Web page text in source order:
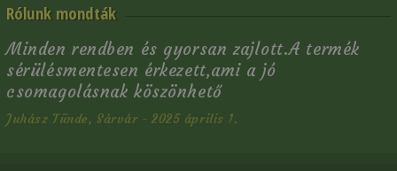
Rólunk mondták
Minden rendben és gyorsan zajlott.A termék
sérülésmentesen érkezett,ami a jó
csomagolásnak köszönhető
Juhász Tünde, Sárvár - 2025 április 1.